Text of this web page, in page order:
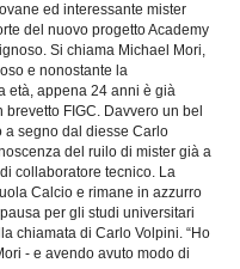
ed interessante mister
del nuovo progetto Academy
Si chiama Michael Mori,
e nonostante la
età, appena 24 anni è già
brevetto FIGC. Davvero un bel
a segno dal diesse Carlo
del ruilo di mister già a
collaboratore tecnico. La
Calcio e rimane in azzurro
per gli studi universitari
chiamata di Carlo Volpini. “Ho
- e avendo avuto modo di